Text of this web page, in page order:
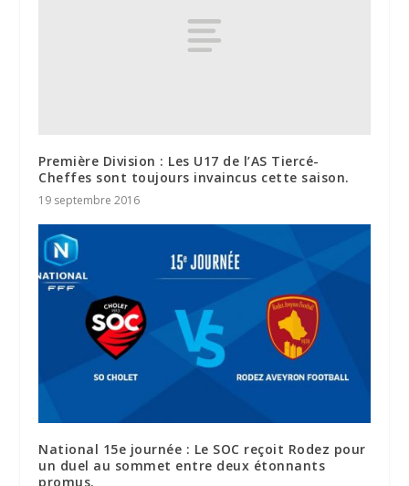
Première Division : Les U17 de l’AS Tiercé-
Cheffes sont toujours invaincus cette saison.
19 septembre 2016
National 15e journée : Le SOC reçoit Rodez pour
un duel au sommet entre deux étonnants
promus.